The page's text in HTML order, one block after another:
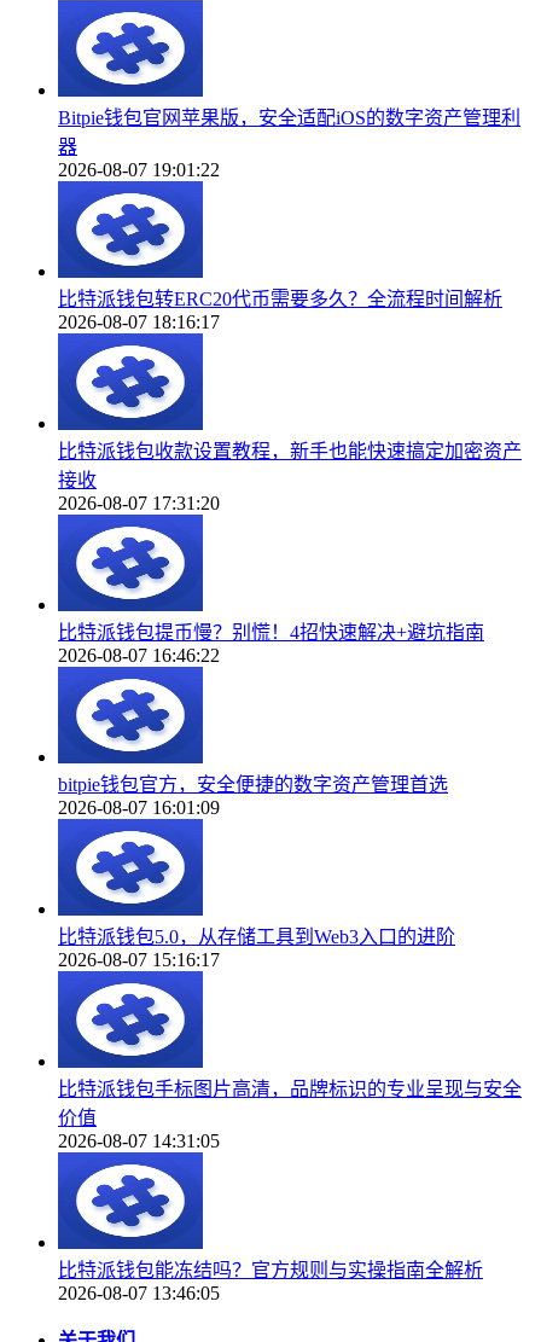
Bitpie钱包官网苹果版，安全适配iOS的数字资产管理利
器
2026-08-07 19:01:22
比特派钱包转ERC20代币需要多久？全流程时间解析
2026-08-07 18:16:17
比特派钱包收款设置教程，新手也能快速搞定加密资产
接收
2026-08-07 17:31:20
比特派钱包提币慢？别慌！4招快速解决+避坑指南
2026-08-07 16:46:22
bitpie钱包官方，安全便捷的数字资产管理首选
2026-08-07 16:01:09
比特派钱包5.0，从存储工具到Web3入口的进阶
2026-08-07 15:16:17
比特派钱包手标图片高清，品牌标识的专业呈现与安全
价值
2026-08-07 14:31:05
比特派钱包能冻结吗？官方规则与实操指南全解析
2026-08-07 13:46:05